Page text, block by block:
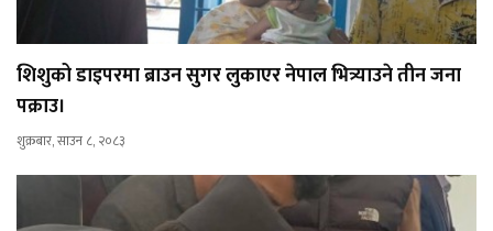
शिशुको डाइपरमा ब्राउन सुगर लुकाएर नेपाल भित्र्याउने तीन जना
पक्राउ।
शुक्रबार, साउन ८, २०८३